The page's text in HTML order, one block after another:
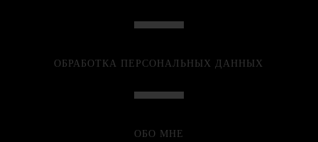
ОБРАБОТКА ПЕРСОНАЛЬНЫХ ДАННЫХ
ОБО МНЕ